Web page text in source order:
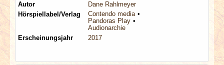
Autor
Dane Rahlmeyer
Hörspiellabel/Verlag
Contendo media
Pandoras Play
Audionarchie
Erscheinungsjahr
2017